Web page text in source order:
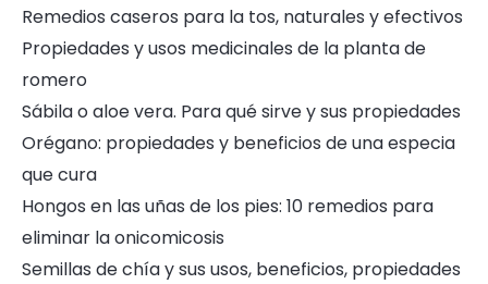
Remedios caseros para la tos, naturales y efectivos
Propiedades y usos medicinales de la planta de
romero
Sábila o aloe vera. Para qué sirve y sus propiedades
Orégano: propiedades y beneficios de una especia
que cura
Hongos en las uñas de los pies: 10 remedios para
eliminar la onicomicosis
Semillas de chía y sus usos, beneficios, propiedades